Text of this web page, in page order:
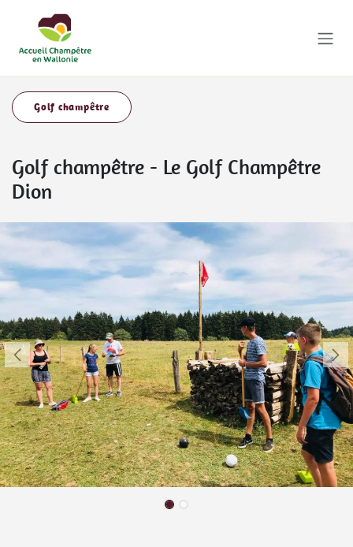
Golf champêtre
Golf champêtre - Le Golf Champêtre
Dion